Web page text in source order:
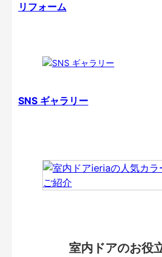
リフォーム
SNS ギャラリー
室内ドアのお役